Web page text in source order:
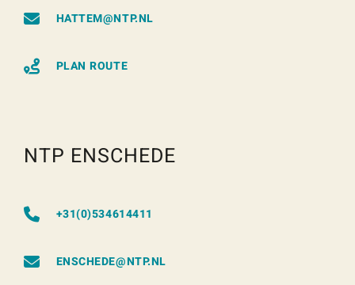
HATTEM@NTP.NL
PLAN ROUTE
NTP ENSCHEDE
+31(0)534614411
ENSCHEDE@NTP.NL